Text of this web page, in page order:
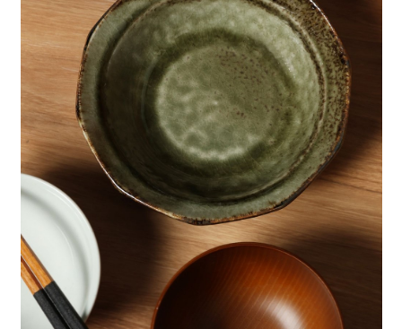
【注意事項】
1.本服務係由「台灣大哥大股份有限公司」（以下簡稱本公司）所提供，讓
用戶於交易時，得透過本服務購買商品或服務，並由商店將買賣／分期付款
買賣價金債權讓與本公司後，依約使用本公司帳單繳交帳款。
2.基於同意付款使用「大哥付你分期」之契約關係目的，商店將以您的個人
資料（包含姓名、電話或地址）提供予台灣大哥大進項蒐集、處理及利用，
由本公司與您本人進行分期帳單所需資料之確認、核對及更正。
3.完整用戶服務條款，請詳閱以下連結：
https://oppay.tw/userRule
２．訂單成立數日內，您將收到繳費通知簡訊。
３．收到繳費通知簡訊後14天內，點擊此簡訊中的連結，可透過四大超商／
ATM／網路銀行／等多元方式進行付款，方視為交易完成。
※ 請注意：結帳手續完成當下不需立刻繳費，但若您需要取消訂單，請聯絡
購買商品的店家。未經商家同意取消之訂單仍視為有效，需透過AFTEE先享
後付繳納相關費用。
※ 交易是否成功請以「AFTEE先享後付 」之結帳頁面顯示為準，若有關於
是否繳費成功／繳費後需取消欲退款等相關疑問，請聯繫「AFTEE先享後付
客戶支援中心」
https://netprotections.freshdesk.com/support/home
【注意事項】
１．透過由恩沛科技股份有限公司提供之「AFTEE先享後付」服務完成之交
易，需依本服務之必要範圍內提供個人資料，並將交易相關給付款項請求債
權轉讓予恩沛科技股份有限公司。
２．關於個人資料處理事宜，請瀏覽以下網址：
https://aftee.tw/terms/#terms3
３．未成年的使用者請事先徵得法定代理人或監護人之同意方可使用
「AFTEE先享後付」，若未經同意申辦者引起之損失，本公司不負相關責
任。
４．使用「AFTEE先享後付」時，將依據個別帳號之用戶狀況，依本公司即
時審查核予不同之上限額度；若仍有額度不足之情形，本公司將視審查結果
7-11 取貨付款
每筆NT$80，滿NT$1,500(含以上)免運費
付款後 7-11取貨
每筆NT$80，滿NT$1,500(含以上)免運費
宅配
每筆NT$80，滿NT$1,500(含以上)免運費